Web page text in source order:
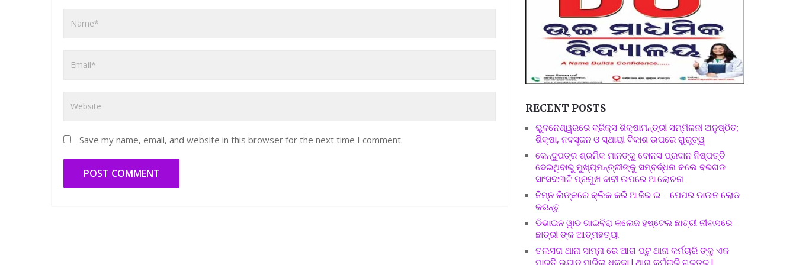
Save my name, email, and website in this browser for the next time I comment.
RECENT POSTS
ଭୁବନେଶ୍ୱରରେ ବ୍ରିକ୍ସ ଶିକ୍ଷାମନ୍ତ୍ରୀ ସମ୍ମିଳନୀ ଅନୁଷ୍ଠିତ;
ଶିକ୍ଷା, ନବସୃଜନ ଓ ସ୍ଥାୟୀ ବିକାଶ ଉପରେ ଗୁରୁତ୍ୱ
କେନ୍ଦୁପତ୍ର ଶ୍ରମିକ ମାନଙ୍କୁ ବୋନସ ପ୍ରଦାନ ନିଷ୍ପତ୍ତି
ଦେଇଥିବାରୁ ମୁଖ୍ୟମନ୍ତ୍ରୀଙ୍କୁ ସମ୍ବର୍ଦ୍ଧନା କଲେ ବରଗଡ
ସାଂସଦ:୩ଟି ପ୍ରମୁଖ ଦାବୀ ଉପରେ ଆଲୋଚନା
ନିମ୍ନ ଲିଙ୍କରେ କ୍ଲିକ କରି ଆଜିର ଇ – ପେପର ଡାଉନ ଲୋଡ
କରନ୍ତୁ
ଡିଭାଇନ ୱାଡ ଗାଇବିରା କଲେଜ ହଷ୍ଟେଲ ଛାତ୍ରୀ ନୀବାସରେ
ଛାତ୍ରୀ ଙ୍କ ଆତ୍ମହତ୍ୟା
ତଲସରା ଥାନା ସାମ୍ନା ରେ ଆଗ ପଟୁ ଥାନା କର୍ମଚାରି ଙ୍କୁ ଏକ
ମାରୁତି ଭ୍ୟାନ ମାରିଲା ଧକ୍କା l ଥାନା କର୍ମଚାରି ଗୁରୁତର l